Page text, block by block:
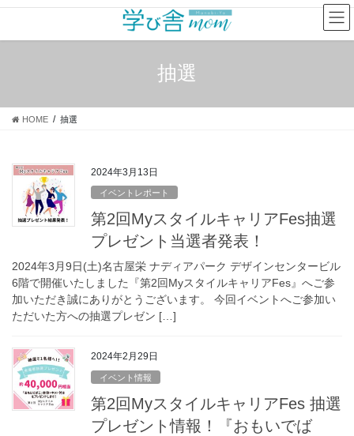
コ
テ
ス
ナ
ゲ
ン
抽選
HOME 抽選
2024年3月13日
イベントレポート
第2回MyスタイルキャリアFes抽選
プレゼント当選者発表！
2024年3月9日(土)名古屋栄 ナディアパーク デザインセンタービル
6階で開催いたしました『第2回MyスタイルキャリアFes』へご参
加いただき誠にありがとうございます。 今回イベントへご参加い
ただいた方への抽選プレゼン […]
2024年2月29日
イベント情報
第2回MyスタイルキャリアFes 抽選
プレゼント情報！『おもいでば